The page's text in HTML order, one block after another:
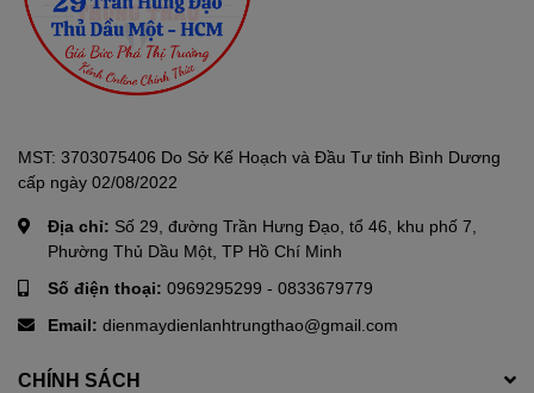
MST: 3703075406 Do Sở Kế Hoạch và Đầu Tư tỉnh Bình Dương
cấp ngày 02/08/2022
Địa chỉ: Số 29, đường Trần Hưng Đạo, tổ 46, khu phố 7,
Phường Thủ Dầu Một, TP Hồ Chí Minh
Số điện thoại: 0969295299 - 0833679779
Email: dienmaydienlanhtrungthao@gmail.com
CHÍNH SÁCH